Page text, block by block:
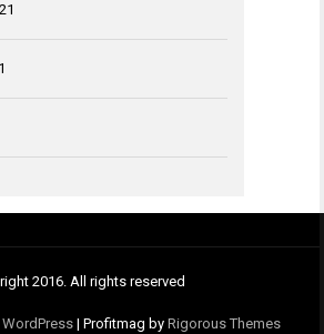
2016. All rights reserved
| Profitmag by Rigorous Themes